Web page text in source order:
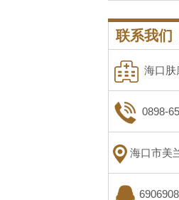
联系我们
海口肤
0898-
海口市美
（省彩票中心